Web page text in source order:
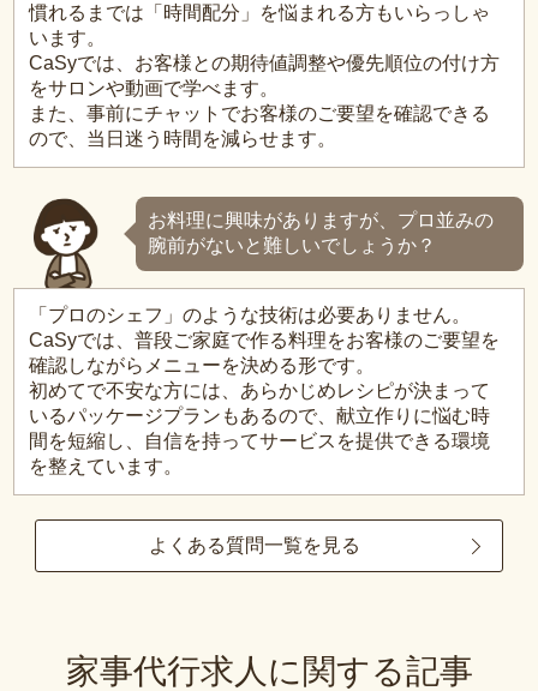
慣れるまでは「時間配分」を悩まれる方もいらっしゃ
います。
CaSyでは、お客様との期待値調整や優先順位の付け方
をサロンや動画で学べます。
また、事前にチャットでお客様のご要望を確認できる
ので、当日迷う時間を減らせます。
お料理に興味がありますが、プロ並みの
腕前がないと難しいでしょうか？
「プロのシェフ」のような技術は必要ありません。
CaSyでは、普段ご家庭で作る料理をお客様のご要望を
確認しながらメニューを決める形です。
初めてで不安な方には、あらかじめレシピが決まって
いるパッケージプランもあるので、献立作りに悩む時
間を短縮し、自信を持ってサービスを提供できる環境
を整えています。
よくある質問一覧を見る
家事代行求人に関する記事